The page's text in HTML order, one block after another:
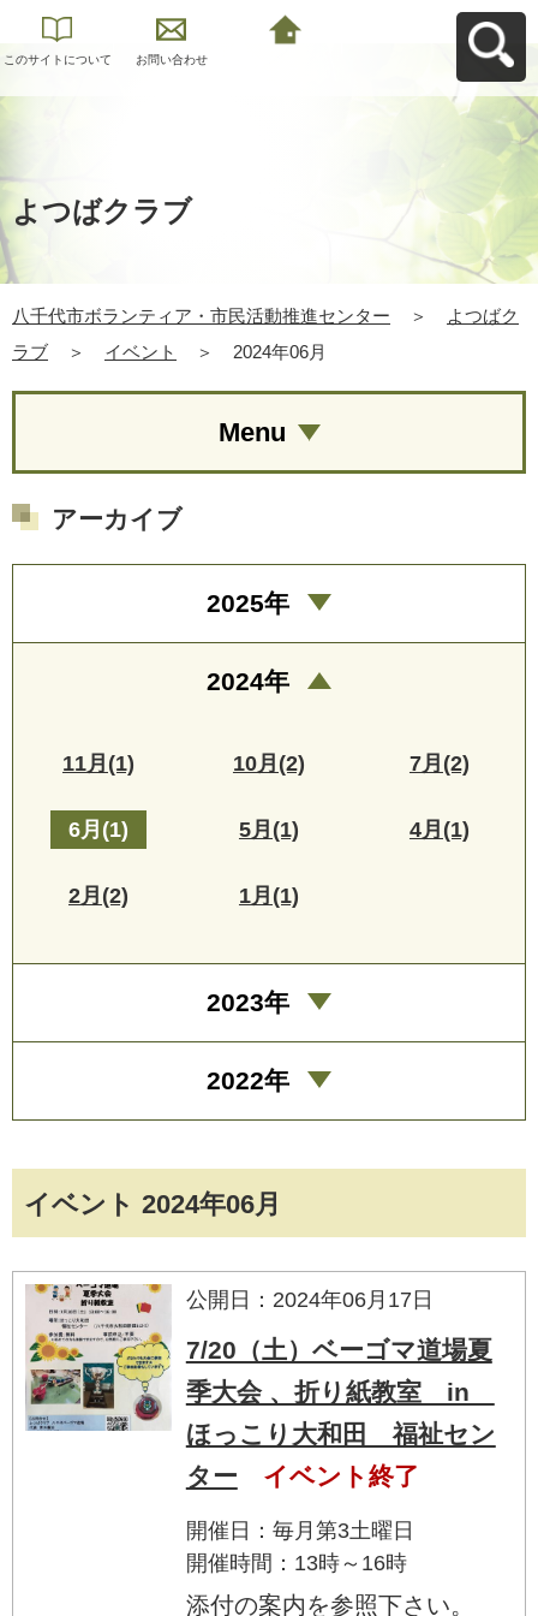
このサイトについて お問い合わせ
よつばクラブ
八千代市ボランティア・市民活動推進センター ＞
よつばク
ラブ
＞ イベント ＞ 2024年06月
イベント 2024年06月
公開日：2024年06月17日
7/20（土）ベーゴマ道場夏
季大会 、折り紙教室 in
ほっこり大和田 福祉セン
ター
イベント終了
開催日：毎月第3土曜日
開催時間：13時～16時
添付の案内を参照下さい。
Menu
アーカイブ
2025年
2024年
11月(1) 10月(2) 7月(2)
6月(1) 5月(1) 4月(1)
2月(2) 1月(1)
2023年
2022年